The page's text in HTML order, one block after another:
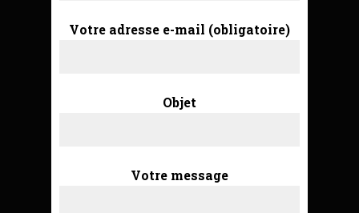
Votre adresse e-mail (obligatoire)
Objet
Votre message